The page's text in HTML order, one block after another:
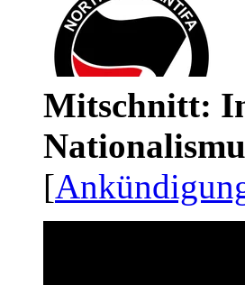
Mitschnitt:
[